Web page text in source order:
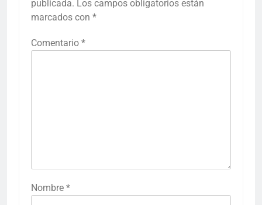
publicada. Los campos obligatorios están
marcados con *
Comentario *
Nombre *